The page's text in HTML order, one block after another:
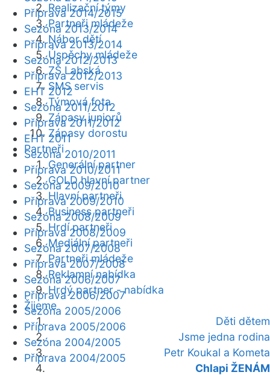
Realizační týmy
Partneři mládeže
Nábor dětí
Úspěchy mládeže
ZŠ Labská
SMS servis
Týmová fota
Zápasy juniorů
Zápasy dorostu
Partneři
Generální partner
GOLD hlavní partner
Hlavní partneři
Business partneři
Hrdí partneři
Mediální partneři
Partneři mládeže
Reklamní nabídka
Hrdý partner - nabídka
Žijeme
Děti dětem
Jsme jedna rodina
Petr Koukal a Kometa
Chlapi ŽENÁM
Příprava 2014/2015
Sezóna 2013/2014
Příprava 2013/2014
Sezóna 2012/2013
Příprava 2012/2013
EHT 2012
Sezóna 2011/2012
Příprava 2011/2012
EHT 2011
Sezóna 2010/2011
Příprava 2010/2011
Sezóna 2009/2010
Příprava 2009/2010
Sezóna 2008/2009
Příprava 2008/2009
Sezóna 2007/2008
Příprava 2007/2008
Sezóna 2006/2007
Příprava 2006/2007
Sezóna 2005/2006
Příprava 2005/2006
Sezóna 2004/2005
Příprava 2004/2005